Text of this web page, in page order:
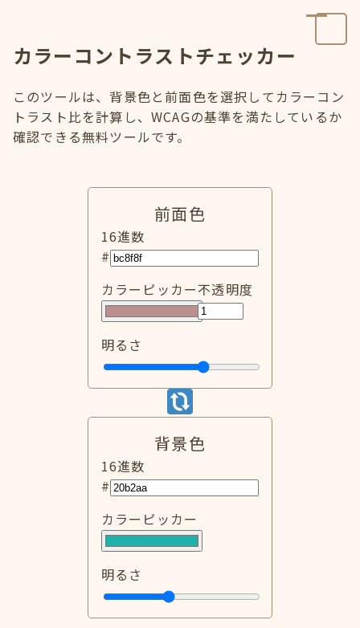
カラーコントラストチェッカー
このツールは、背景色と前面色を選択してカラーコン
トラスト比を計算し、WCAGの基準を満たしているか
確認できる無料ツールです。
前面色
16進数
#
カラーピッカー不透明度
明るさ
背景色
16進数
#
カラーピッカー
明るさ